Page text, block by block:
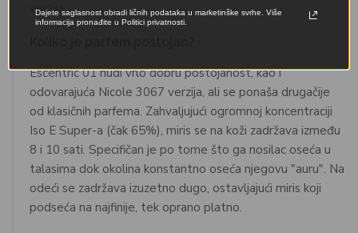
verzija.
Escentric 01 nudi vrlo dobru postojanost, kao i
odovarajuća Nicole 3067 verzija, ali se ponaša drugačije
od klasičnih parfema. Zahvaljujući ogromnoj koncentraciji
Iso E Super-a (čak 65%), miris se na koži zadržava između
8 i 10 sati. Specifičan je po tome što ga nosilac oseća u
talasima dok okolina konstantno oseća njegovu "auru". Na
odeći se zadržava izuzetno dugo, ostavljajući miris koji
podseća na najfinije, tek oprano platno.
Dajete saglasnost obradi ličnih podataka u marketinške svrhe. Više
informacija pronađite u Politici privatnosti.